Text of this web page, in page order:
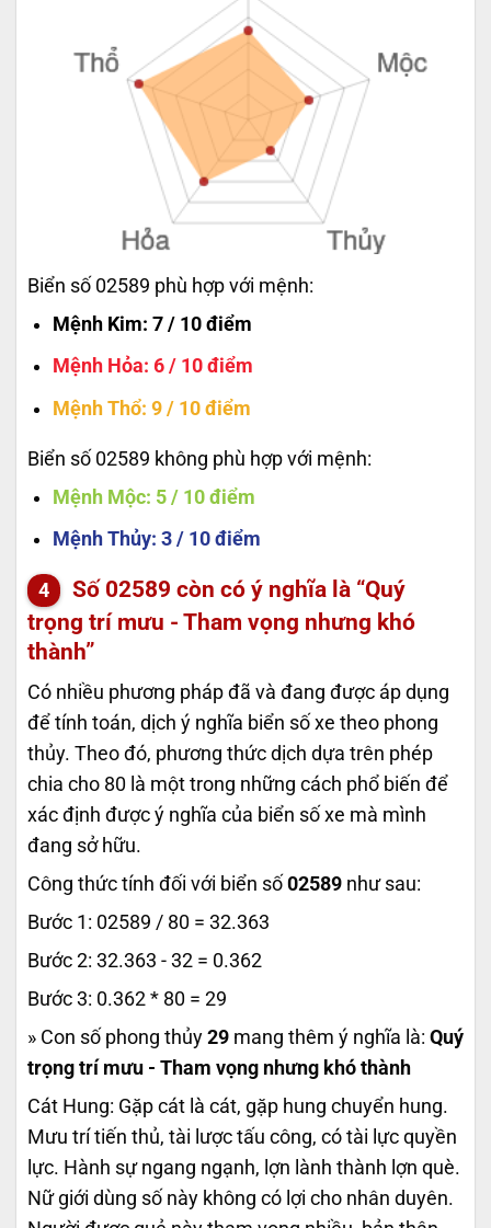
Biển số 02589 phù hợp với mệnh:
Mệnh Kim: 7 / 10 điểm
Mệnh Hỏa: 6 / 10 điểm
Mệnh Thổ: 9 / 10 điểm
Biển số 02589 không phù hợp với mệnh:
Mệnh Mộc: 5 / 10 điểm
Mệnh Thủy: 3 / 10 điểm
Số 02589 còn có ý nghĩa là “Quý
trọng trí mưu - Tham vọng nhưng khó
thành”
Có nhiều phương pháp đã và đang được áp dụng
để tính toán, dịch ý nghĩa biển số xe theo phong
thủy. Theo đó, phương thức dịch dựa trên phép
chia cho 80 là một trong những cách phổ biến để
xác định được ý nghĩa của biển số xe mà mình
đang sở hữu.
Công thức tính đối với biển số 02589 như sau:
Bước 1: 02589 / 80 = 32.363
Bước 2: 32.363 - 32 = 0.362
Bước 3: 0.362 * 80 = 29
» Con số phong thủy 29 mang thêm ý nghĩa là: Quý
trọng trí mưu - Tham vọng nhưng khó thành
Cát Hung: Gặp cát là cát, gặp hung chuyển hung.
Mưu trí tiến thủ, tài lược tấu công, có tài lực quyền
lực. Hành sự ngang ngạnh, lợn lành thành lợn què.
Nữ giới dùng số này không có lợi cho nhân duyên.